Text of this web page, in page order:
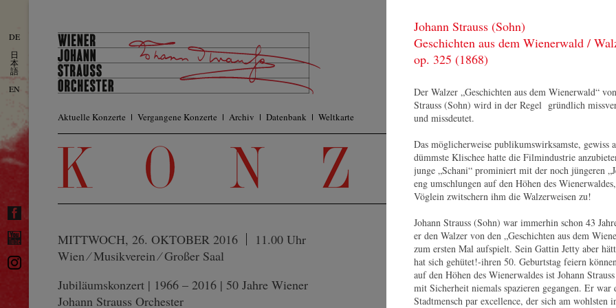
Johann Strauss (Sohn)
Geschichten aus dem Wienerwald /
op. 325 (1868)
Der Walzer „Geschichten aus dem Wienerwald“
Strauss (Sohn) wird in der Regel gründlich
und missdeutet.
Das möglicherweise publikumswirksamste, gewiss
dümmste Klischee hatte die Filmindustrie
junge „Schani“ prominiert mit der noch jüngeren
eng umschlungen auf den Höhen des
Vöglein zwitschern ihm die Walzerweisen zu!
Johann Strauss (Sohn) war immerhin schon 43
er den Walzer von den „Geschichten aus dem
zum ersten Mal aufspielt. Sein Gattin Jetty aber
hat sich gehütet!-ihren 50. Geburtstag feiern
auf den Höhen des Wienerwaldes ist Johann
mit Sicherheit niemals spazieren gegangen. Er war
Stadtmensch par excellence, der sich am wohlsten
DE
日
本
語
EN
KONZERTE
Aktuelle Konzerte Vergangene Konzerte Archiv Datenbank Weltkarte
ORCHESTER
MEDIEN
MITTWOCH, 26. OKTOBER 2016
11.00 Uhr
Wien ⁄ Musikverein ⁄ Großer Saal
Jubiläumskonzert | 1966 – 2016 | 50 Jahre Wiener
Johann Strauss Orchester
Alfred Eschwé